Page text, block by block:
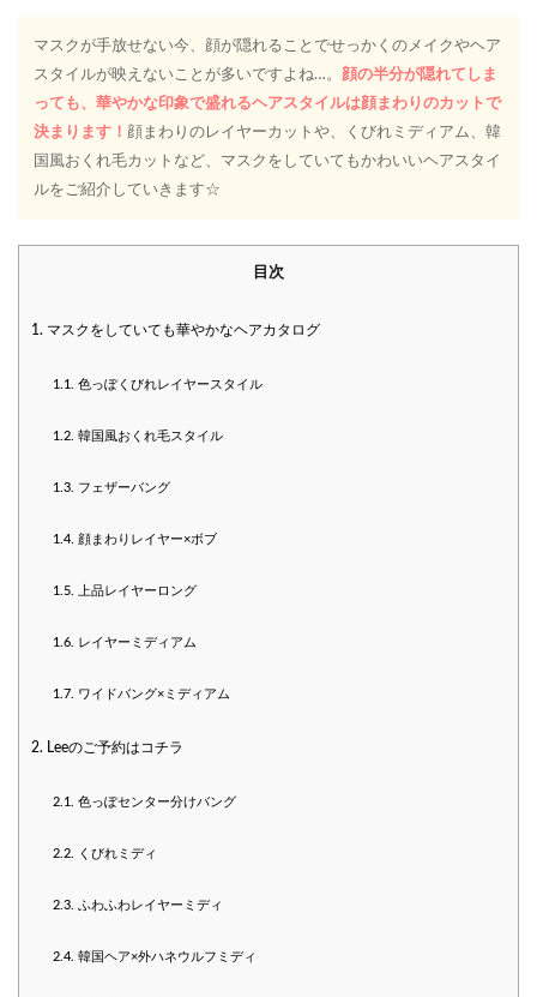
マスクが手放せない今、顔が隠れることでせっかくのメイクやヘア
スタイルが映えないことが多いですよね…。
顔の半分が隠れてしま
っても、華やかな印象で盛れるヘアスタイルは顔まわりのカットで
決まります！ 顔まわりのレイヤーカットや、くびれミディアム、韓
国風おくれ毛カットなど、マスクをしていてもかわいいヘアスタイ
ルをご紹介していきます☆
目次
1. マスクをしていても華やかなヘアカタログ
1.1. 色っぽくびれレイヤースタイル
1.2. 韓国風おくれ毛スタイル
1.3. フェザーバング
1.4. 顔まわりレイヤー×ボブ
1.5. 上品レイヤーロング
1.6. レイヤーミディアム
1.7. ワイドバング×ミディアム
2. Leeのご予約はコチラ
2.1. 色っぽセンター分けバング
2.2. くびれミディ
2.3. ふわふわレイヤーミディ
2.4. 韓国ヘア×外ハネウルフミディ